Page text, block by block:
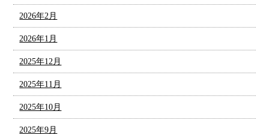
2026年2月
2026年1月
2025年12月
2025年11月
2025年10月
2025年9月